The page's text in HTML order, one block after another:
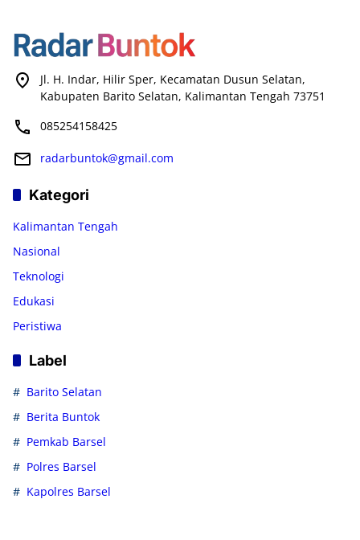
Jl. H. Indar, Hilir Sper, Kecamatan Dusun Selatan,
Kabupaten Barito Selatan, Kalimantan Tengah 73751
085254158425
radarbuntok@gmail.com
Kategori
Kalimantan Tengah
Nasional
Teknologi
Edukasi
Peristiwa
Label
Barito Selatan
Berita Buntok
Pemkab Barsel
Polres Barsel
Kapolres Barsel